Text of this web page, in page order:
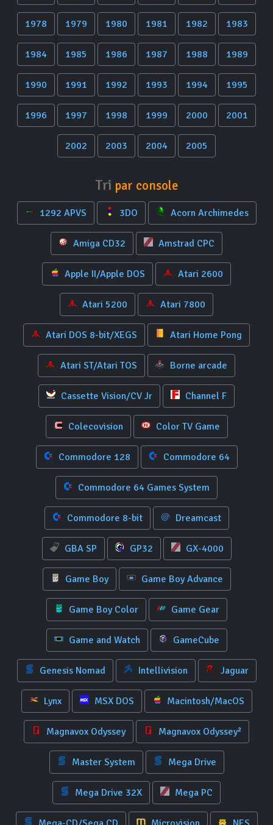
1978 1979 1980 1981 1982 1983
1984 1985 1986 1987 1988 1989
1990 1991 1992 1993 1994 1995
1996 1997 1998 1999 2000 2001
2002 2003 2004 2005
Tri par console
1292 APVS 3DO Acorn Archimedes
Amiga CD32 Amstrad CPC
Apple II/Apple DOS Atari 2600
Atari 5200 Atari 7800
Atari DOS 8-bit/XEGS Atari Home Pong
Atari ST/Atari TOS Borne arcade
Cassette Vision/CV Jr Channel F
Colecovision Color TV Game
Commodore 128 Commodore 64
Commodore 64 Games System
Commodore 8-bit Dreamcast
GBA SP GP32 GX-4000
Game Boy Game Boy Advance
Game Boy Color Game Gear
Game and Watch GameCube
Genesis Nomad Intellivision Jaguar
Lynx MSX DOS Macintosh/MacOS
Magnavox Odyssey Magnavox Odyssey²
Master System Mega Drive
Mega Drive 32X Mega PC